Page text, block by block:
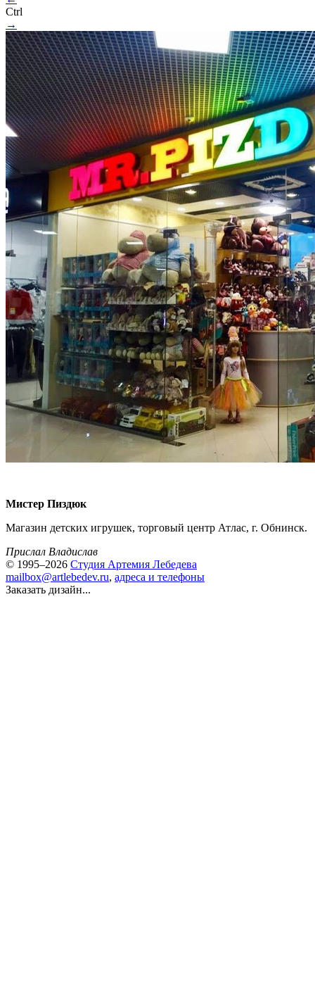
Ctrl
→
Мистер Пиздюк
Магазин детских игрушек, торговый центр Атлас, г. Обнинск.
Прислал Владислав
© 1995–2026 Студия Артемия Лебедева
mailbox@artlebedev.ru, адреса и телефоны
Заказать дизайн...